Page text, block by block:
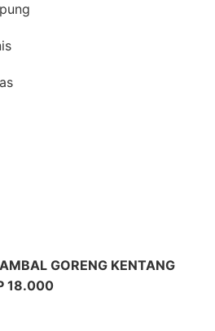
GORENG KENTANG
18.000